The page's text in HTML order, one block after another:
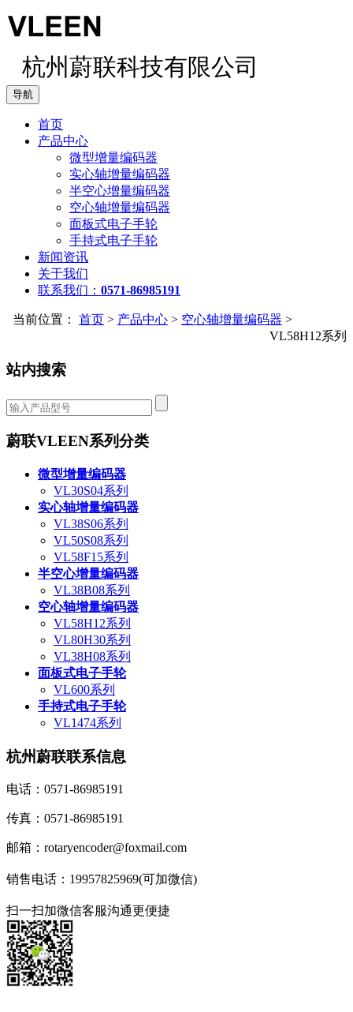
杭州蔚联科技有限公司
导航
首页
产品中心
微型增量编码器
实心轴增量编码器
半空心增量编码器
空心轴增量编码器
面板式电子手轮
手持式电子手轮
新闻资讯
关于我们
联系我们： 0571-86985191
当前位置： 首页 > 产品中心 > 空心轴增量编码器 >
VL58H12系列
站内搜索
蔚联VLEEN系列分类
微型增量编码器
VL30S04系列
实心轴增量编码器
VL38S06系列
VL50S08系列
VL58F15系列
半空心增量编码器
VL38B08系列
空心轴增量编码器
VL58H12系列
VL80H30系列
VL38H08系列
面板式电子手轮
VL600系列
手持式电子手轮
VL1474系列
杭州蔚联联系信息
电话：0571-86985191
传真：0571-86985191
邮箱：rotaryencoder@foxmail.com
销售电话：19957825969(可加微信)
扫一扫加微信客服沟通更便捷